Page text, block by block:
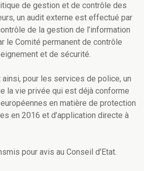
de gestion et de contrôle des
un audit externe est effectué par
de la gestion de l’information
le Comité permanent de contrôle
et de sécurité.
pour les services de police, un
la vie privée qui est déjà conforme
en matière de protection
en 2016 et d’application directe à
pour avis au Conseil d'Etat.